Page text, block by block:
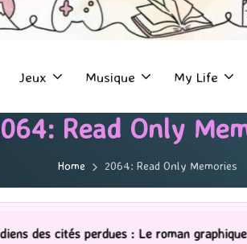
Jeux Musique My Life
Read Only
Home 2064: Read Only Memories
: Le roman graphique Tome 1 Partie 2